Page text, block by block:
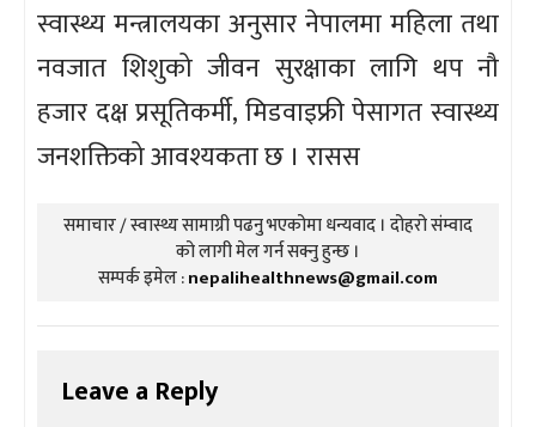
स्वास्थ्य मन्त्रालयका अनुसार नेपालमा महिला तथा
नवजात शिशुको जीवन सुरक्षाका लागि थप नौ
हजार दक्ष प्रसूतिकर्मी, मिडवाइफ्री पेसागत स्वास्थ्य
जनशक्तिको आवश्यकता छ । रासस
समाचार / स्वास्थ्य सामाग्री पढनु भएकोमा धन्यवाद । दोहरो संम्वाद
को लागी मेल गर्न सक्नु हुन्छ ।
सम्पर्क इमेल :nepalihealthnews@gmail.com
Leave a Reply